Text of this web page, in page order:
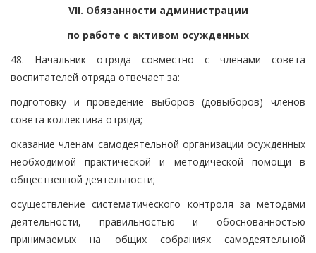
VII. Обязанности администрации
по работе с активом осужденных
48. Начальник отряда совместно с членами совета
воспитателей отряда отвечает за:
подготовку и проведение выборов (довыборов) членов
совета коллектива отряда;
оказание членам самодеятельной организации осужденных
необходимой практической и методической помощи в
общественной деятельности;
осуществление систематического контроля за методами
деятельности, правильностью и обоснованностью
принимаемых на общих собраниях самодеятельной